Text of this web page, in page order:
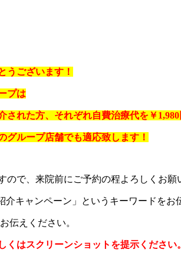
うございます！
プは
れた方、それぞれ自費治療代を￥
グループ店舗でも適応致します！
で、来院前にご予約の程よろしくお願
キャンペーン」というキーワードをお
伝えください。
はスクリーンショットを提示ください